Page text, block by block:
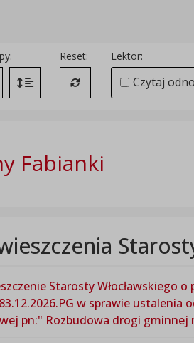
odstęp między literami
Zmień interlinię i margines między
Reset:
Przywróć ustawienia
Lektor:
Czytaj
Fabianki
Starosty Włocławskiego
w sprawie
pn:" Rozbudowa drogi gminnej